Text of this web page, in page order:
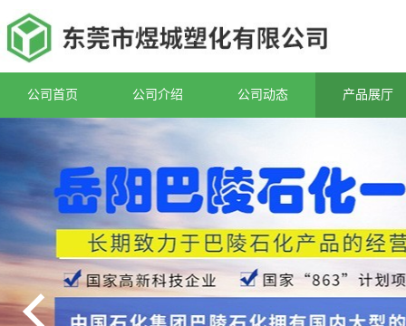
公司首页 公司介绍 公司动态 产品展厅